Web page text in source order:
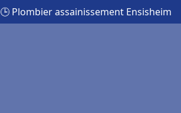
🕒 Plombier assainissement Ensisheim